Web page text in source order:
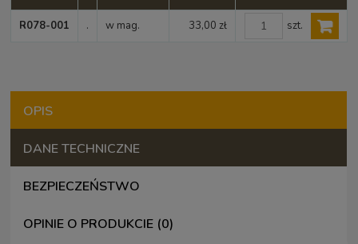
R078-001 . w mag. 33,00 zł szt.
OPIS
DANE TECHNICZNE
BEZPIECZEŃSTWO
OPINIE O PRODUKCIE (0)